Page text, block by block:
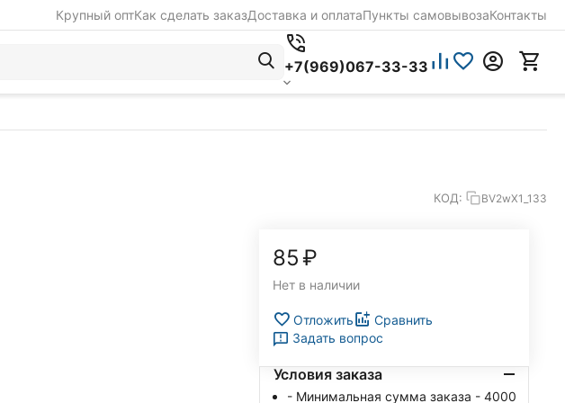
Крупный оптКак сделать заказДоставка и оплатаПункты самовывозаКонтакты
+7(969)067-33-33
КОД: BV2wX1_133
‍85‍₽
Нет в наличии
Отложить
Сравнить
Задать вопрос
Условия заказа
- Минимальная сумма заказа - 4000